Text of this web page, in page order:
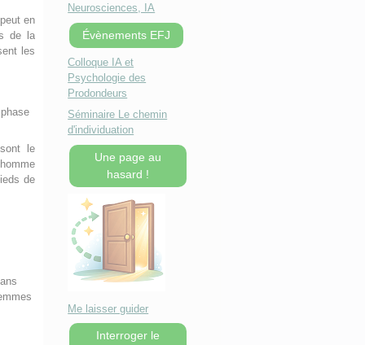
en
de la
les
le
de
Neurosciences, IA
Évènements EFJ
Colloque IA et
Psychologie des
Prodondeurs
Séminaire Le chemin
d'individuation
Une page au
hasard !
Me laisser guider
Interroger le